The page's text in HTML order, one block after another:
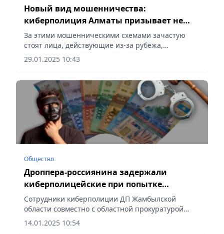
Новый вид мошенничества:
киберполиция Алматы призывает не
"сдавать в аренду" свои ИП и ТОО
За этими мошенническими схемами зачастую
стоят лица, действующие из-за рубежа,
сообщает Vecher.kz.
29.01.2025 10:43
Общество
Дроппера-россиянина задержали
киберполицейские при попытке
покинуть Казахстан
Сотрудники киберполиции ДП Жамбылской
области совместно с областной прокуратурой
задержали 33-летнего гражданина России,
сообщает Vecher.kz.
14.01.2025 10:54